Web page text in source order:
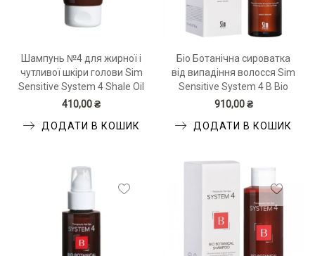
Шампунь №4 для жирної і
чутливої шкіри голови Sim
Sensitive System 4 Shale Oil
Shampoo 75 мл
410,00 ₴
ДОДАТИ В КОШИК
Біо Ботанічна сироватка
від випадіння волосся Sim
Sensitive System 4 B Bio
Botanical Serum 150 мл
910,00 ₴
ДОДАТИ В КОШИК